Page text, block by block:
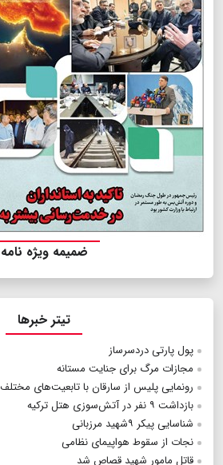
ضمیمه ویژه نامه
تیتر خبرها
پول پارتی دردسرساز
مجازات مرگ برای جنایت مستانه
رونمایی پلیس از سارقان با تابعیت‌های مختلف
بازداشت ۹ نفر در آتش‌سوزی هتل ترکیه
شناسایی پیکر ۹شهید مرزبانی
نجات از سقوط هواپیمای نظامی
قاتل مامور شهید قصاص شد